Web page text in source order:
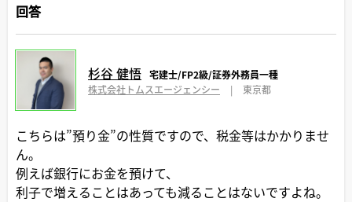
回答
杉谷 健悟 宅建士/FP2級/証券外務員一種
株式会社トムスエージェンシー
| 東京都
こちらは”預り金”の性質ですので、税金等はかかりませ
ん。
例えば銀行にお金を預けて、
利子で増えることはあっても減ることはないですよね。